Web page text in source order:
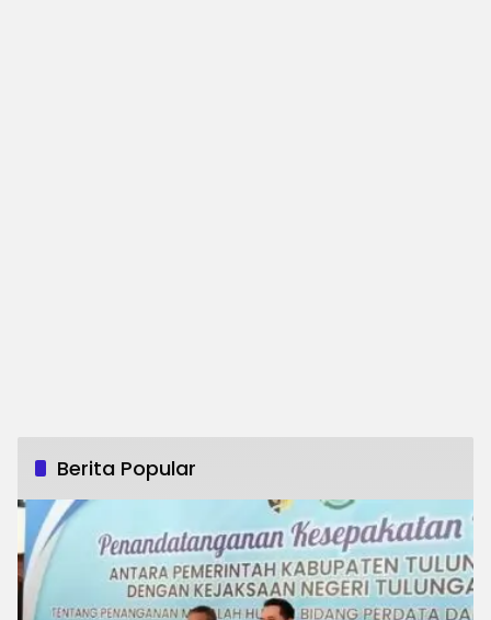
Berita Popular